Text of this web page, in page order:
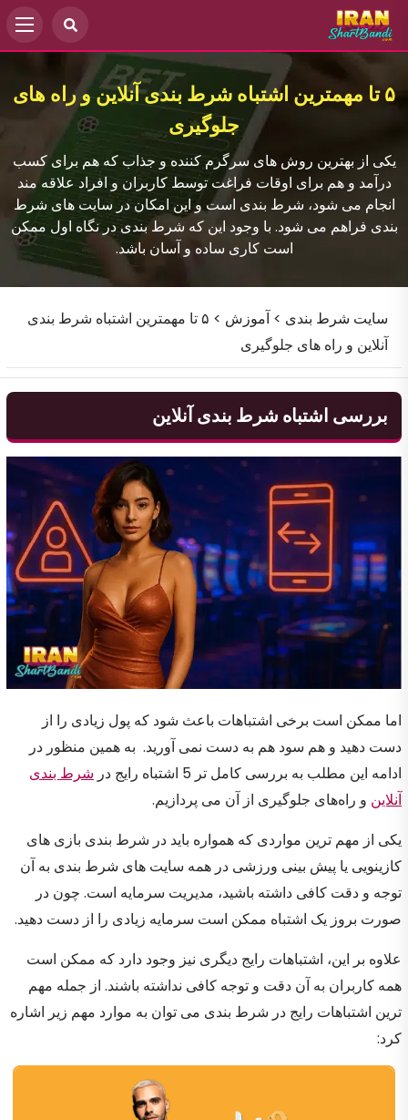
۵ تا مهمترین اشتباه شرط بندی آنلاین و راه های
جلوگیری
یکی از بهترین روش های سرگرم کننده و جذاب که هم برای کسب
درآمد و هم برای اوقات فراغت توسط کاربران و افراد علاقه مند
انجام می شود، شرط بندی است و این امکان در سایت های شرط
بندی فراهم می شود. با وجود این که شرط بندی در نگاه اول ممکن
است کاری ساده و آسان باشد.
سایت شرط بندی > آموزش >
۵ تا مهمترین اشتباه شرط بندی
آنلاین و راه های جلوگیری
بررسی اشتباه شرط بندی آنلاین
اما ممکن است برخی اشتباهات باعث شود که پول زیادی را از
دست دهید و هم سود هم به دست نمی آورید. به همین منظور در
ادامه این مطلب به بررسی کامل تر 5 اشتباه رایج در
شرط بندی
آنلاین و راه‌های جلوگیری از آن می پردازیم.
یکی از مهم ترین مواردی که همواره باید در شرط بندی بازی های
کازینویی یا پیش بینی ورزشی در همه سایت های شرط بندی به آن
توجه و دقت کافی داشته باشید، مدیریت سرمایه است. چون در
صورت بروز یک اشتباه ممکن است سرمایه زیادی را از دست دهید.
علاوه بر این، اشتباهات رایج دیگری نیز وجود دارد که ممکن است
همه کاربران به آن دقت و توجه کافی نداشته باشند. از جمله مهم
ترین اشتباهات رایج در شرط بندی می توان به موارد مهم زیر اشاره
کرد: